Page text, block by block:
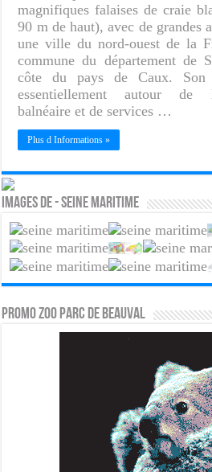
magnifiques falaises de craie
90 m de haut), avec de grandes
une ville du nord-ouest de la
commune du département de
côte du pays de Caux. Son
essentiellement autour de
balnéaire et de services …
Plus d Informations »
Images de - Seine Maritime
PROMO ZOO PARC DE BEAUVAL